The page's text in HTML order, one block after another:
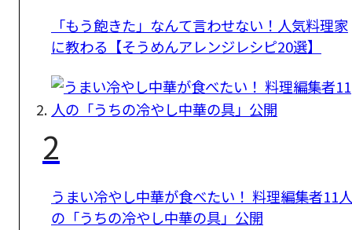
「もう飽きた」なんて言わせない！人気料理家
に教わる【そうめんアレンジレシピ20選】
2
うまい冷やし中華が食べたい！ 料理編集者11人
の「うちの冷やし中華の具」公開